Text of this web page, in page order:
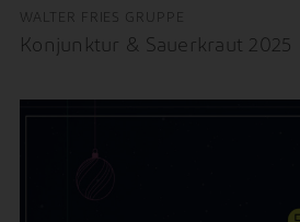
WALTER FRIES GRUPPE
Konjunktur & Sauerkraut 2025